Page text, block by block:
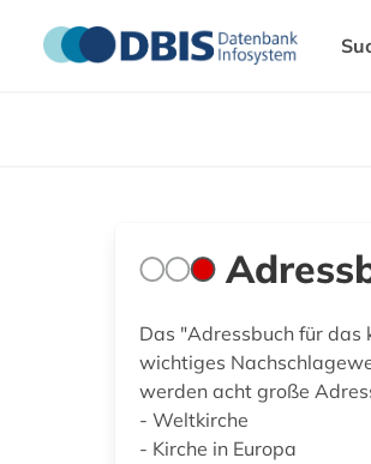
Das "Adressbuch für
wichtiges
werden acht große
- Weltkirche
- Kirche in Europa